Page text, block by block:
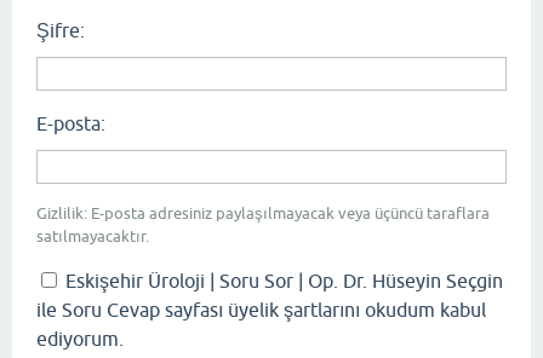
Şifre:
E-posta:
Gizlilik: E-posta adresiniz paylaşılmayacak veya üçüncü taraflara
satılmayacaktır.
Eskişehir Üroloji | Soru Sor | Op. Dr. Hüseyin Seçgin
ile Soru Cevap sayfası üyelik şartlarını okudum kabul
ediyorum.